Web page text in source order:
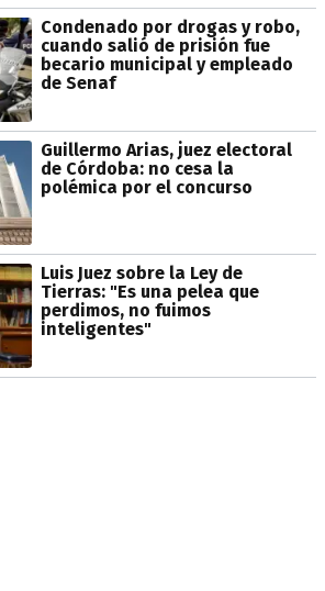
Condenado por drogas y robo,
cuando salió de prisión fue
becario municipal y empleado
de Senaf
Guillermo Arias, juez electoral
de Córdoba: no cesa la
polémica por el concurso
Luis Juez sobre la Ley de
Tierras: "Es una pelea que
perdimos, no fuimos
inteligentes"